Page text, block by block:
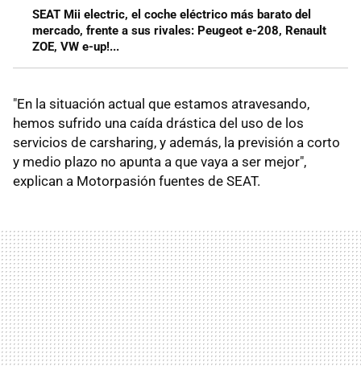
SEAT Mii electric, el coche eléctrico más barato del
mercado, frente a sus rivales: Peugeot e-208, Renault
ZOE, VW e-up!...
"En la situación actual que estamos atravesando,
hemos sufrido una caída drástica del uso de los
servicios de carsharing, y además, la previsión a corto
y medio plazo no apunta a que vaya a ser mejor",
explican a Motorpasión fuentes de SEAT.